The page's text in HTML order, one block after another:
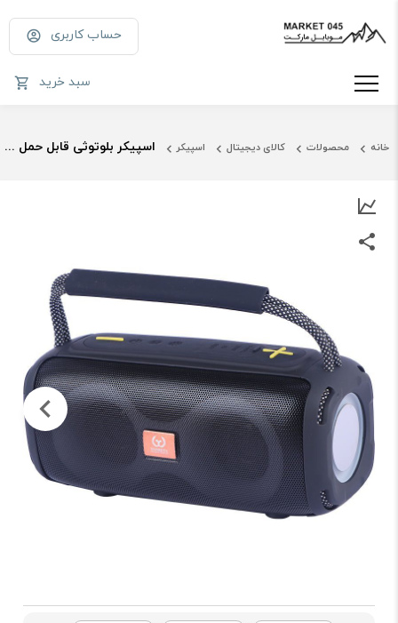
حساب کاربری
سبد خرید
خانه محصولات کالای دیجیتال اسپیکر اسپیکر بلوتوثی قابل حمل YOSHITA مدل YS-006 با نورپردازی RGB و باتری 4000 میلی آمپر